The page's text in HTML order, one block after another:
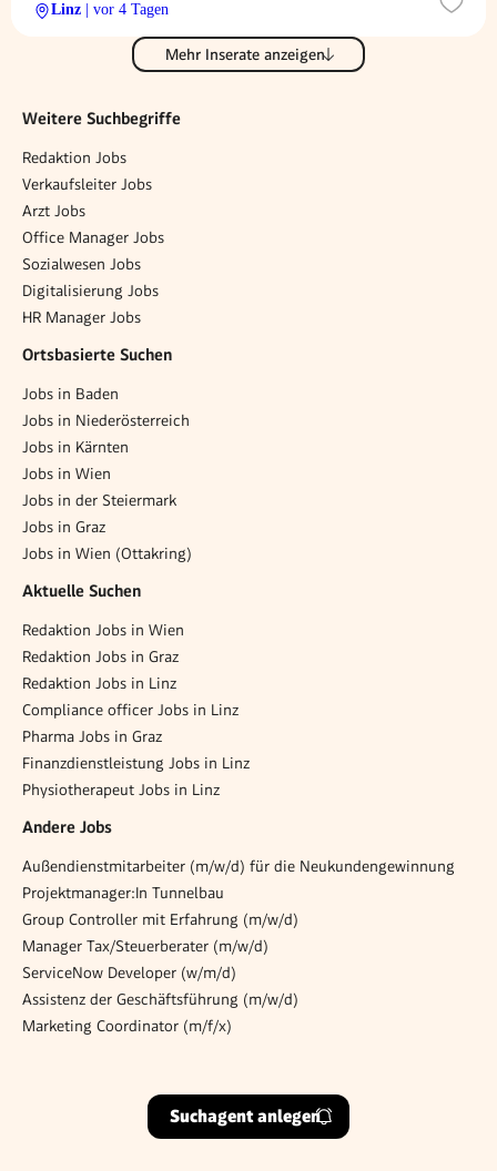
Linz
| vor 4 Tagen
Mehr Inserate anzeigen
Weitere Suchbegriffe
Redaktion Jobs
Verkaufsleiter Jobs
Arzt Jobs
Office Manager Jobs
Sozialwesen Jobs
Digitalisierung Jobs
HR Manager Jobs
Ortsbasierte Suchen
Jobs in Baden
Jobs in Niederösterreich
Jobs in Kärnten
Jobs in Wien
Jobs in der Steiermark
Jobs in Graz
Jobs in Wien (Ottakring)
Aktuelle Suchen
Redaktion Jobs in Wien
Redaktion Jobs in Graz
Redaktion Jobs in Linz
Compliance officer Jobs in Linz
Pharma Jobs in Graz
Finanzdienstleistung Jobs in Linz
Physiotherapeut Jobs in Linz
Andere Jobs
Außendienstmitarbeiter (m/w/d) für die Neukundengewinnung
Projektmanager:In Tunnelbau
Group Controller mit Erfahrung (m/w/d)
Manager Tax/Steuerberater (m/w/d)
ServiceNow Developer (w/m/d)
Assistenz der Geschäftsführung (m/w/d)
Marketing Coordinator (m/f/x)
Suchagent anlegen